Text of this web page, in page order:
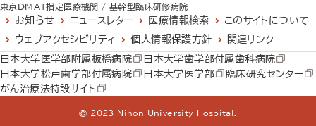
東京DMAT指定医療機関 / 基幹型臨床研修病院
お知らせ ニュースレター 医療情報検索
このサイトについて
ウェブアクセシビリティ
個人情報保護方針
関連リンク
日本大学医学部附属板橋病院
日本大学歯学部付属歯科病院
日本大学松戸歯学部付属病院
日本大学医学部
臨床研究センター
がん治療法特設サイト
© 2023 Nihon University Hospital.